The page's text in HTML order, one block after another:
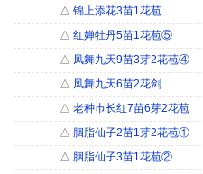
△ 锦上添花3苗1花苞
△ 红婵牡丹5苗1花苞⑤
△ 凤舞九天9苗3芽2花苞④
△ 凤舞九天6苗2花剑
△ 老种巿长红7苗6芽2花苞
△ 胭脂仙子2苗1芽2花苞①
△ 胭脂仙子3苗1花苞②